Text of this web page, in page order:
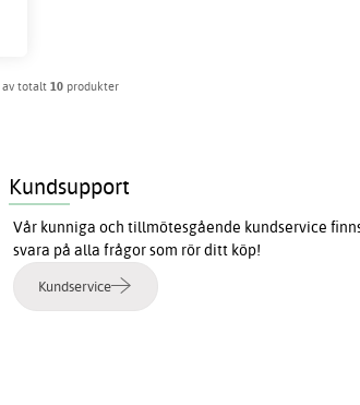
av totalt10 produkter
Kundsupport
Vår kunniga och tillmötesgående kundservice
svara på alla frågor som rör ditt köp!
Kundservice